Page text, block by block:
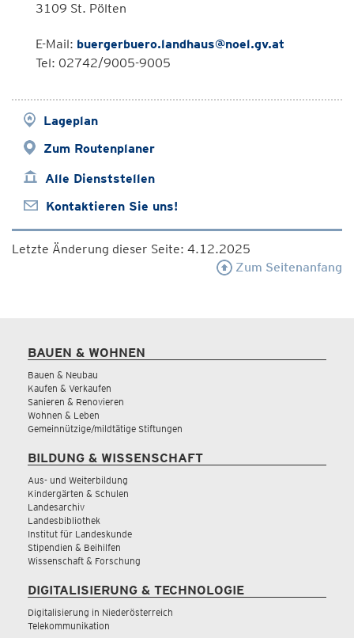
3109 St. Pölten
E-Mail: buergerbuero.landhaus@noel.gv.at
Tel: 02742/9005-9005
Lageplan
Zum Routenplaner
Alle Dienststellen
Kontaktieren Sie uns!
Letzte Änderung dieser Seite: 4.12.2025
Zum Seitenanfang
BAUEN & WOHNEN
Bauen & Neubau
Kaufen & Verkaufen
Sanieren & Renovieren
Wohnen & Leben
Gemeinnützige/mildtätige Stiftungen
BILDUNG & WISSENSCHAFT
Aus- und Weiterbildung
Kindergärten & Schulen
Landesarchiv
Landesbibliothek
Institut für Landeskunde
Stipendien & Beihilfen
Wissenschaft & Forschung
DIGITALISIERUNG & TECHNOLOGIE
Digitalisierung in Niederösterreich
Telekommunikation